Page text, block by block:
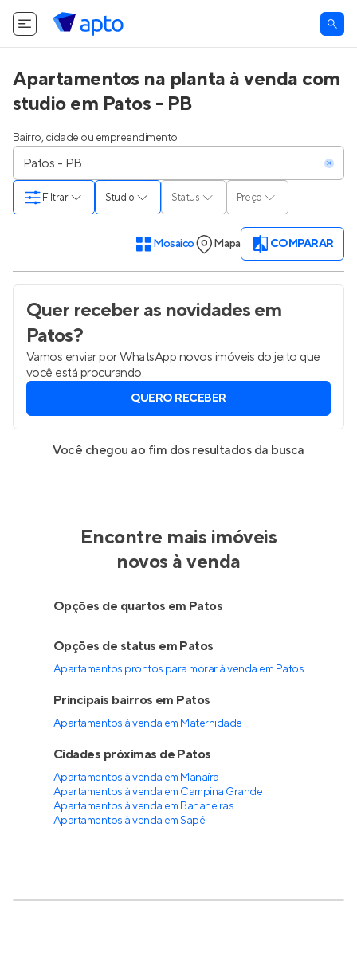
Apartamentos na planta à venda com
studio em Patos - PB
Bairro, cidade ou empreendimento
Studio Status Preço
Filtrar
Mosaico Mapa COMPARAR
Quer receber as novidadesem
Patos?
Vamos enviar por WhatsApp novos imóveis do jeito que
você está procurando.
QUERO RECEBER
Você chegou ao fim dos resultados da busca
Encontre mais imóveis
novos à venda
Opções de quartos em Patos
Opções de status em Patos
Apartamentos prontos para morar à venda em Patos
Principais bairros em Patos
Apartamentos à venda em Maternidade
Cidades próximas de Patos
Apartamentos à venda em Manaíra
Apartamentos à venda em Campina Grande
Apartamentos à venda em Bananeiras
Apartamentos à venda em Sapé